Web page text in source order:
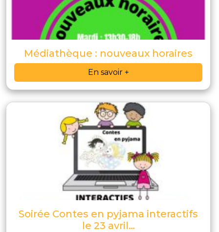
Médiathèque : nouveaux horaires
En savoir +
Soirée Contes en pyjama interactifs
le 23 avril…